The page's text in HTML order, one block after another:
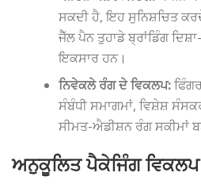
ਸਕਦੀ ਹੈ, ਇਹ ਸੁਨਿਸ਼ਚਿਤ
ਜੈੱਲ ਪੈਨ ਤੁਹਾਡੇ ਬ੍ਰਾਂਡਿੰਗ
ਇਕਸਾਰ ਹਨ।
ਨਿਵੇਕਲੇ ਰੰਗ ਦੇ ਵਿਕਲਪ:
ਸੰਬੰਧੀ ਸਮਾਗਮਾਂ, ਵਿਸ਼ੇਸ਼
ਸੀਮਤ-ਐਡੀਸ਼ਨ ਰੰਗ ਸਕੀਮਾਂ
ਅਨੁਕੂਲਿਤ ਪੈਕੇਜਿੰਗ ਵਿਕਲਪ